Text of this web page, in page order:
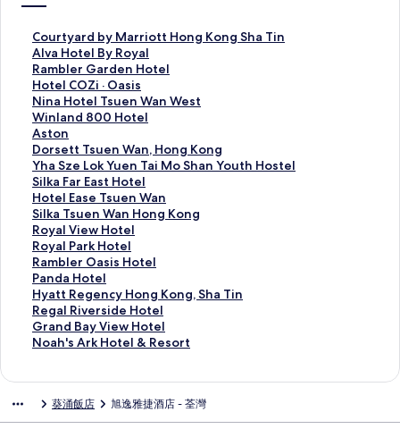
た。 都心部からは離れていますが、宿泊費が高い香港でバスル
ームとトイレ別で泊まれて良かったです。
Courtyard by Marriott Hong Kong Sha Tin
C
o
u
r
t
y
a
r
d
b
y
M
a
r
r
i
o
t
t
H
o
Alva Hotel By Royal
A
l
v
a
H
o
t
e
l
B
y
R
o
y
a
l
的
連
結
Rambler Garden Hotel
R
a
m
b
l
e
r
G
a
r
d
e
n
H
o
t
e
l
Hotel COZi · Oasis
H
o
t
e
l
C
O
Z
i
·
O
a
s
i
s
的
連
Nina Hotel Tsuen Wan West
N
i
n
a
H
o
t
e
l
T
s
u
e
n
W
a
t
Winland 800 Hotel
W
i
n
l
a
n
d
8
0
0
H
o
t
e
l
Aston
A
s
t
o
n
的
連
結
Dorsett Tsuen Wan, Hong Kong
D
o
r
s
e
t
t
T
s
u
e
n
W
o
Yha Sze Lok Yuen Tai Mo Shan Youth Hostel
Y
h
a
S
z
e
L
o
k
Y
u
e
M
Silka Far East Hotel
S
i
l
k
a
F
a
r
E
a
s
e
Hotel Ease Tsuen Wan
H
o
t
e
l
E
a
s
e
T
W
Silka Tsuen Wan Hong Kong
S
i
l
k
a
T
s
u
e
H
Royal View Hotel
R
o
y
a
l
V
i
e
e
Royal Park Hotel
R
o
y
a
l
P
a
t
Rambler Oasis Hotel
R
a
m
b
l
e
i
Panda Hotel
P
a
n
d
a
l
Hyatt Regency Hong Kong, Sha Tin
H
y
a
t
e
Regal Riverside Hotel
R
e
g
v
Grand Bay View Hotel
G
r
a
Noah's Ark Hotel & Resort
N
s
葵涌飯店 旭逸雅捷酒店 - 荃灣